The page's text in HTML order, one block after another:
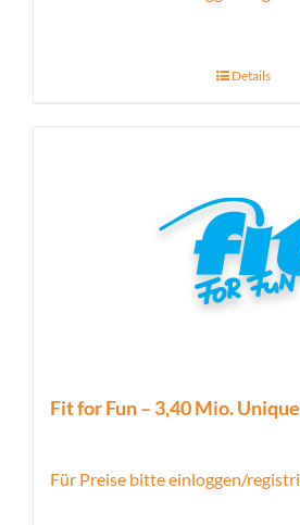
Details
Fit for Fun – 3,40 Mio.
Für Preise bitte einloggen/